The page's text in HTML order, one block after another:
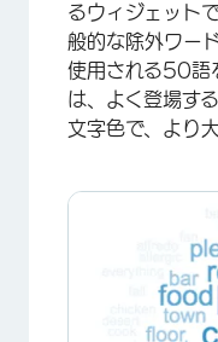
るウィジェット
般的な除外ワー
使用される50語
は、よく登場す
文字色で、より